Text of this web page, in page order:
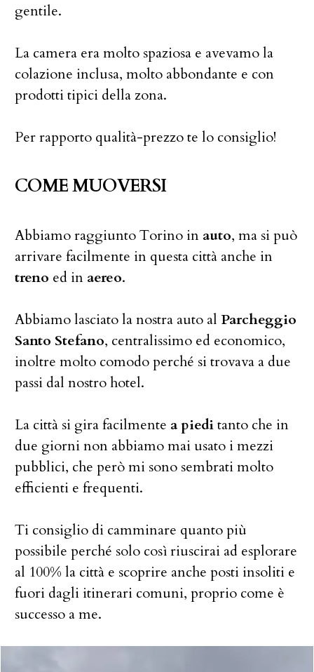
gentile.
La camera era molto spaziosa e avevamo la
colazione inclusa, molto abbondante e con
prodotti tipici della zona.
Per rapporto qualità-prezzo te lo consiglio!
COME MUOVERSI
Abbiamo raggiunto Torino in auto, ma si può
arrivare facilmente in questa città anche in
treno ed in aereo.
Abbiamo lasciato la nostra auto al Parcheggio
Santo Stefano, centralissimo ed economico,
inoltre molto comodo perché si trovava a due
passi dal nostro hotel.
La città si gira facilmente a pieditanto che in
due giorni non abbiamo mai usato i mezzi
pubblici, che però mi sono sembrati molto
efficienti e frequenti.
Ti consiglio di camminare quanto più
possibile perché solo così riuscirai ad esplorare
al 100% la città e scoprire anche posti insoliti e
fuori dagli itinerari comuni, proprio come è
successo a me.